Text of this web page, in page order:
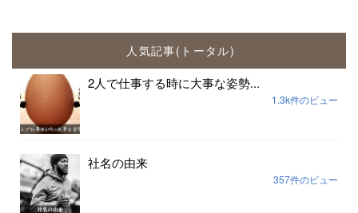
人気記事(トータル)
2人で仕事する時に大事な姿勢...
1.3k件のビュー
社名の由来
357件のビュー